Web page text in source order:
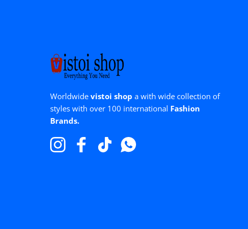
Worldwide vistoi shop a with wide collection of
styles with over 100 international Fashion
Brands.
InstagramFacebookTikTokWhatsApp